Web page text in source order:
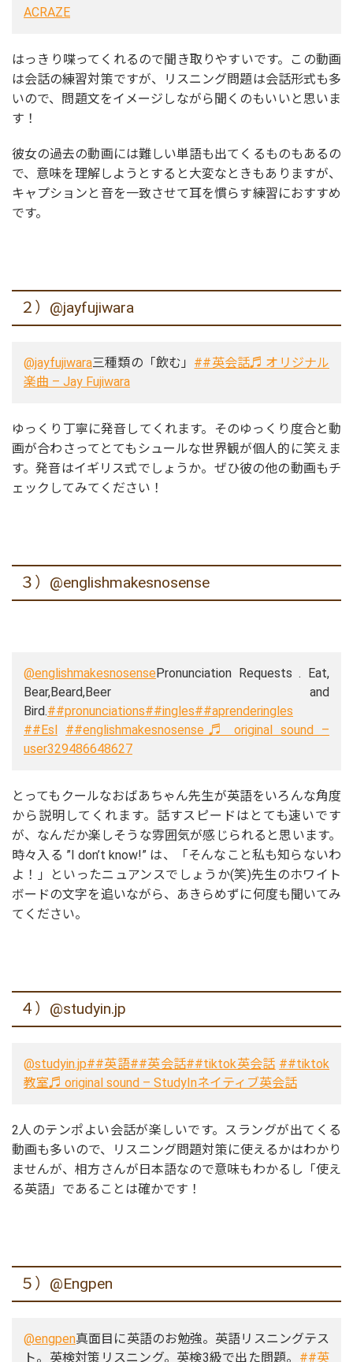
ACRAZE
はっきり喋ってくれるので聞き取りやすいです。この動画
は会話の練習対策ですが、リスニング問題は会話形式も多
いので、問題文をイメージしながら聞くのもいいと思いま
す！
彼女の過去の動画には難しい単語も出てくるものもあるの
で、意味を理解しようとすると大変なときもありますが、
キャプションと音を一致させて耳を慣らす練習におすすめ
です。
２）@jayfujiwara
@jayfujiwara三種類の「飲む」 ##英会話♬ オリジナル
楽曲 – Jay Fujiwara
ゆっくり丁寧に発音してくれます。そのゆっくり度合と動
画が合わさってとてもシュールな世界観が個人的に笑えま
す。発音はイギリス式でしょうか。ぜひ彼の他の動画もチ
ェックしてみてください！
３）@englishmakesnosense
@englishmakesnosensePronunciation Requests . Eat,
Bear,Beard,Beer and
Bird.##pronunciations##ingles##aprenderingles
##Esl ##englishmakesnosense ♬ original sound –
user329486648627
とってもクールなおばあちゃん先生が英語をいろんな角度
から説明してくれます。話すスピードはとても速いです
が、なんだか楽しそうな雰囲気が感じられると思います。
時々入る ”I don’t know!” は、「そんなこと私も知らないわ
よ！」といったニュアンスでしょうか(笑)先生のホワイト
ボードの文字を追いながら、あきらめずに何度も聞いてみ
てください。
４）@studyin.jp
@studyin.jp##英語##英会話##tiktok英会話 ##tiktok
教室♬ original sound – StudyInネイティブ英会話
2人のテンポよい会話が楽しいです。スラングが出てくる
動画も多いので、リスニング問題対策に使えるかはわかり
ませんが、相方さんが日本語なので意味もわかるし「使え
る英語」であることは確かです！
５）@Engpen
@engpen真面目に英語のお勉強。英語リスニングテス
ト。英検対策リスニング。英検3級で出た問題。 ##英